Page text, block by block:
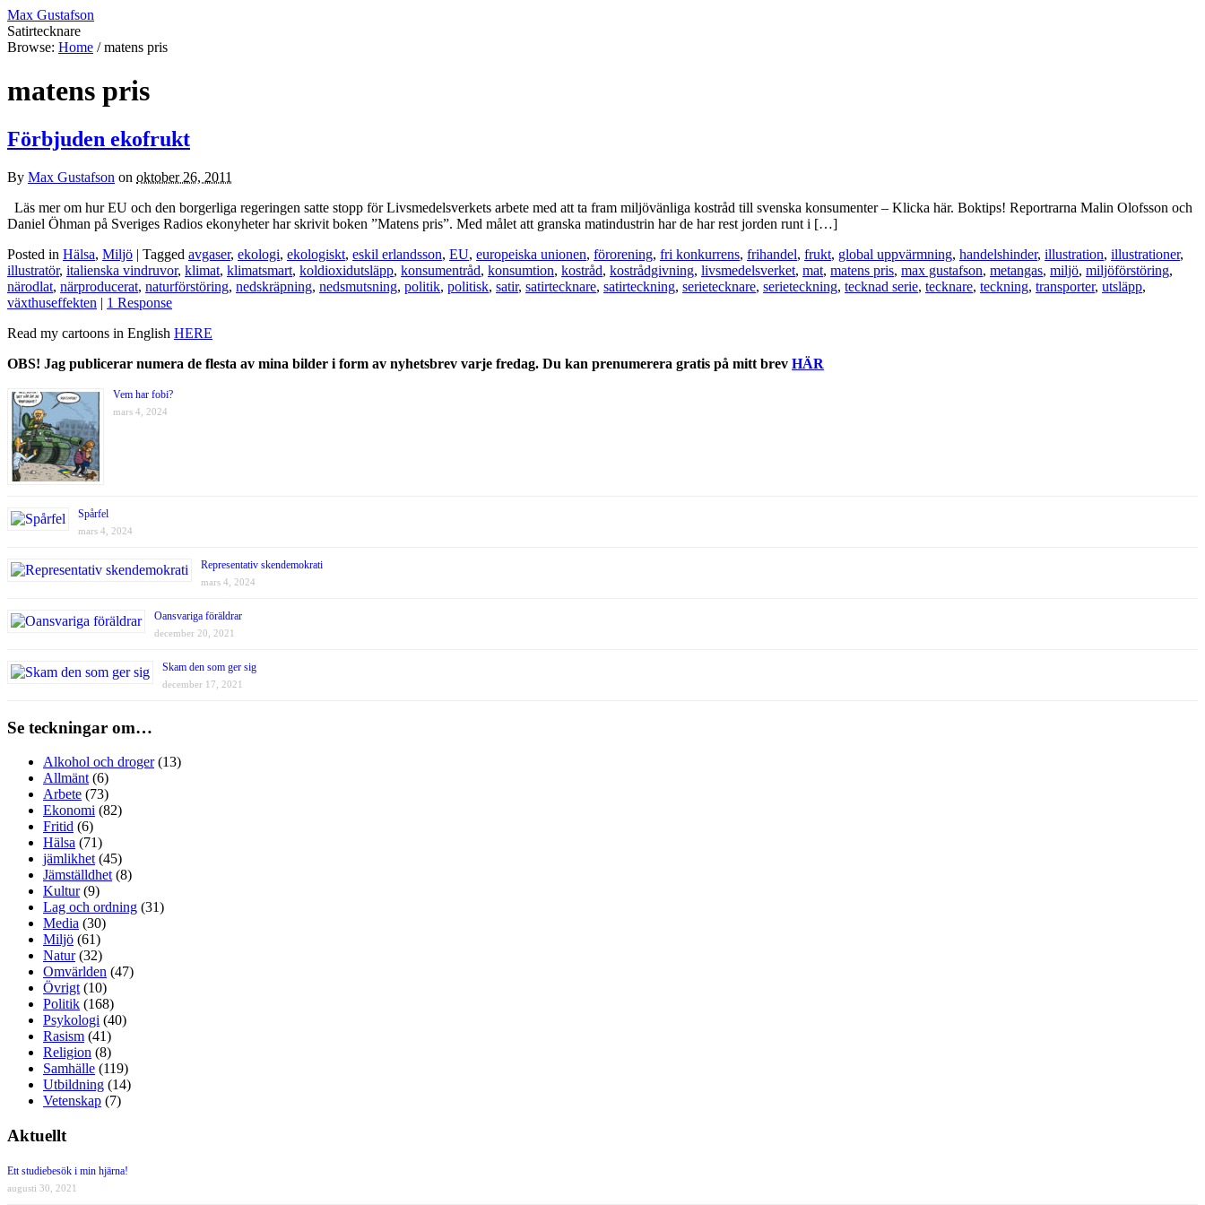
Max Gustafson
Satirtecknare
Browse: Home / matens pris
matens pris
Förbjuden ekofrukt
By Max Gustafson on oktober 26, 2011
Läs mer om hur EU och den borgerliga regeringen satte stopp för Livsmedelsverkets arbete med att ta fram miljövänliga kostråd till svenska konsumenter – Klicka här. Boktips! Reportrarna Malin Olofsson och
Daniel Öhman på Sveriges Radios ekonyheter har skrivit boken ”Matens pris”. Med målet att granska matindustrin har de har rest jorden runt i […]
Posted in Hälsa, Miljö | Tagged avgaser, ekologi, ekologiskt, eskil erlandsson, EU, europeiska unionen, förorening, fri konkurrens, frihandel, frukt, global uppvärmning, handelshinder, illustration, illustrationer,
illustratör, italienska vindruvor, klimat, klimatsmart, koldioxidutsläpp, konsumentråd, konsumtion, kostråd, kostrådgivning, livsmedelsverket, mat, matens pris, max gustafson, metangas, miljö, miljöförstöring,
närodlat, närproducerat, naturförstöring, nedskräpning, nedsmutsning, politik, politisk, satir, satirtecknare, satirteckning, serietecknare, serieteckning, tecknad serie, tecknare, teckning, transporter, utsläpp,
växthuseffekten | 1 Response
Read my cartoons in English HERE
OBS! Jag publicerar numera de flesta av mina bilder i form av nyhetsbrev varje fredag. Du kan prenumerera gratis på mitt brev HÄR
Vem har fobi?
mars 4, 2024
Spårfel
mars 4, 2024
Representativ skendemokrati
mars 4, 2024
Oansvariga föräldrar
december 20, 2021
Skam den som ger sig
december 17, 2021
Se teckningar om…
Alkohol och droger(13)
Allmänt (6)
Arbete (73)
Ekonomi (82)
Fritid (6)
Hälsa (71)
jämlikhet (45)
Jämställdhet (8)
Kultur(9)
Lag och ordning (31)
Media (30)
Miljö (61)
Natur(32)
Omvärlden (47)
Övrigt (10)
Politik (168)
Psykologi (40)
Rasism (41)
Religion (8)
Samhälle (119)
Utbildning (14)
Vetenskap (7)
Aktuellt
Ett studiebesök i min hjärna!
augusti 30, 2021